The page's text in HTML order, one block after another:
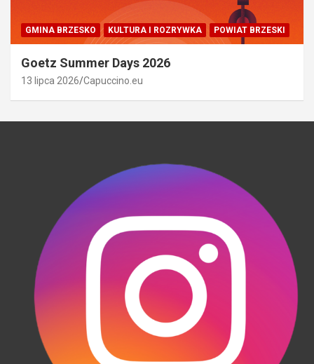
GMINA BRZESKO KULTURA I ROZRYWKA POWIAT BRZESKI
Goetz Summer Days 2026
13 lipca 2026 Capuccino.eu